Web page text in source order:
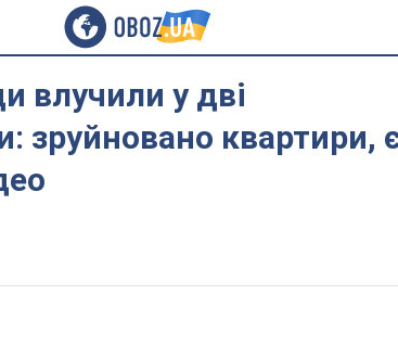
влучили у дві
зруйновано квартири,